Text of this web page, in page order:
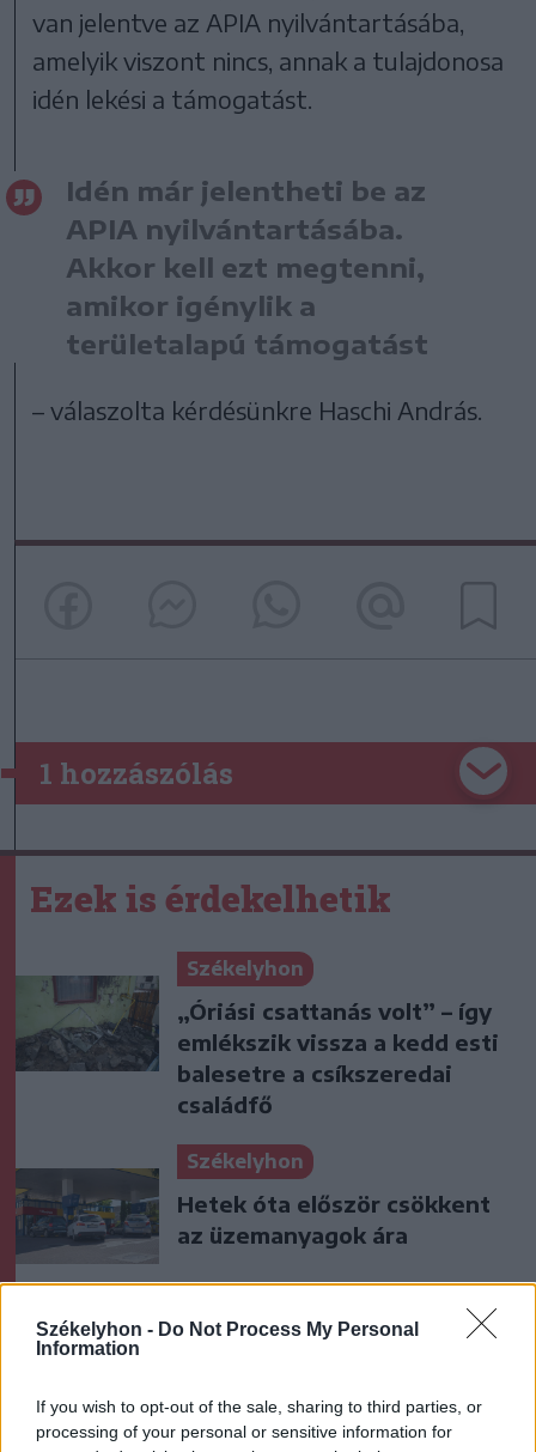
Székelyhon - Do Not Process My Personal
Information
If you wish to opt-out of the sale, sharing to third parties, or
processing of your personal or sensitive information for
van jelentve az APIA nyilvántartásába,
amelyik viszont nincs, annak a tulajdonosa
idén lekési a támogatást.
Idén már jelentheti be az
APIA nyilvántartásába.
Akkor kell ezt megtenni,
amikor igénylik a
területalapú támogatást
– válaszolta kérdésünkre Haschi András.
1 hozzászólás
Ezek is érdekelhetik
Székelyhon
„Óriási csattanás volt” – így
emlékszik vissza a kedd esti
balesetre a csíkszeredai
családfő
Székelyhon
Hetek óta először csökkent
az üzemanyagok ára
Székely Sport
hónapra eltiltották a Sepsi
OSK csapatkapitányát